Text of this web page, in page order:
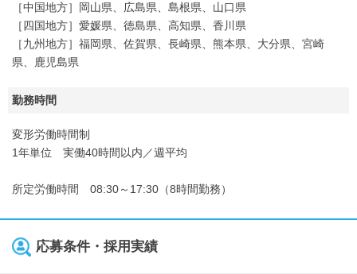
［中国地方］岡山県、広島県、島根県、山口県
［四国地方］愛媛県、徳島県、高知県、香川県
［九州地方］福岡県、佐賀県、長崎県、熊本県、大分県、宮崎
県、鹿児島県
勤務時間
変形労働時間制
1年単位 実働40時間以内／週平均
所定労働時間 08:30～17:30（8時間勤務）
応募条件・採用実績